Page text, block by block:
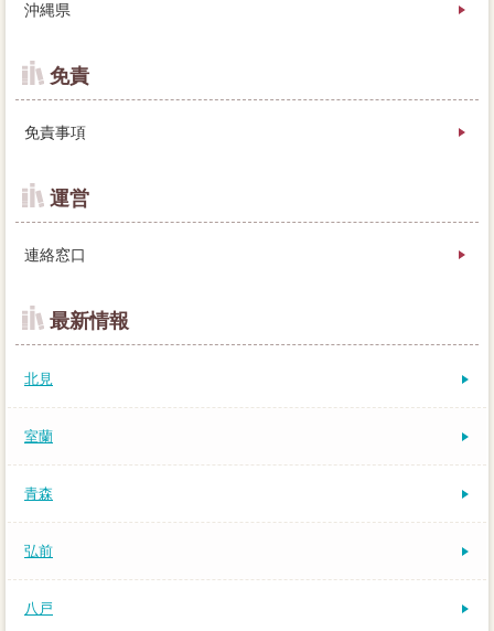
沖縄県
免責
免責事項
運営
連絡窓口
最新情報
北見
室蘭
青森
弘前
八戸